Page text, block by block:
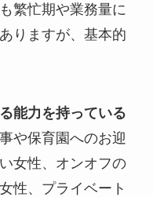
繁忙期や業務量に
りますが、基本的
能力を持っている
や保育園へのお迎
女性、オンオフの
性、プライベート